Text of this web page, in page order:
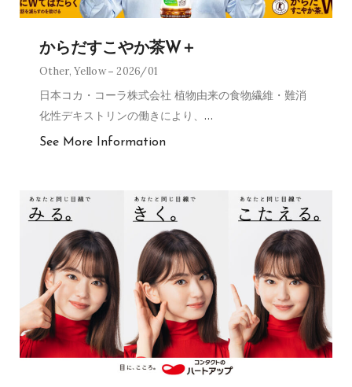
からだすこやか茶W＋
Other,Yellow 2026/01
日本コカ・コーラ株式会社 植物由来の食物繊維・難消
化性デキストリンの働きにより、 …
See More Information